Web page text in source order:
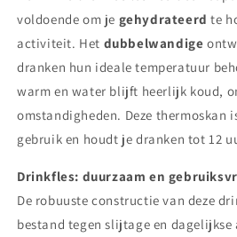
voldoende om je gehydrateerdte
activiteit. Het dubbelwandige
dranken hun ideale temperatuur
warm en water blijft heerlijk koud,
omstandigheden. Deze thermoskan
gebruik en houdt je dranken tot 12
Drinkfles: duurzaam en
De robuuste constructie van deze
bestand tegen slijtage en dagelijkse